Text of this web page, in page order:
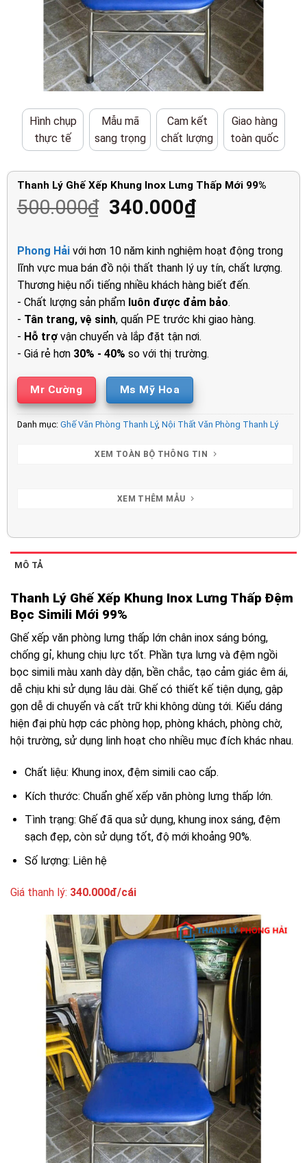
Hình chụp
thực tế
Mẫu mã
sang trọng
Cam kết
chất lượng
Giao hàng
toàn quốc
Thanh Lý Ghế Xếp Khung Inox Lưng Thấp Mới 99%
500.000₫ Giá
là:
500.000₫.
340.000₫Giá
tại
là:
340.000₫.
Phong Hảivới hơn 10 năm kinh nghiệm hoạt động trong
lĩnh vực mua bán đồ nội thất thanh lý uy tín, chất lượng.
Thương hiệu nổi tiếng nhiều khách hàng biết đến.
- Chất lượng sản phẩm luôn được đảm bảo.
- Tân trang, vệ sinh, quấn PE trước khi giao hàng.
- Hỗ trợvận chuyển và lắp đặt tận nơi.
- Giá rẻ hơn 30% - 40% so với thị trường.
Mr Cường Ms Mỹ Hoa
Danh mục: Ghế Văn Phòng Thanh Lý, Nội Thất Văn Phòng Thanh Lý
XEM TOÀN BỘ THÔNG TIN
XEM THÊM MẪU
MÔ TẢ
Thanh Lý Ghế Xếp Khung Inox Lưng Thấp Đệm
Bọc Simili Mới 99%
Ghế xếp văn phòng lưng thấp lớn chân inox sáng bóng,
chống gỉ, khung chịu lực tốt. Phần tựa lưng và đệm ngồi
bọc simili màu xanh dày dặn, bền chắc, tạo cảm giác êm ái,
dễ chịu khi sử dụng lâu dài. Ghế có thiết kế tiện dụng, gập
gọn dễ di chuyển và cất trữ khi không dùng tới. Kiểu dáng
hiện đại phù hợp các phòng họp, phòng khách, phòng chờ,
hội trường, sử dụng linh hoạt cho nhiều mục đích khác nhau.
Chất liệu: Khung inox, đệm simili cao cấp.
Kích thước: Chuẩn ghế xếp văn phòng lưng thấp lớn.
Tình trạng: Ghế đã qua sử dụng, khung inox sáng, đệm
sạch đẹp, còn sử dụng tốt, độ mới khoảng 90%.
Số lượng: Liên hệ
Giá thanh lý: 340.000đ/cái